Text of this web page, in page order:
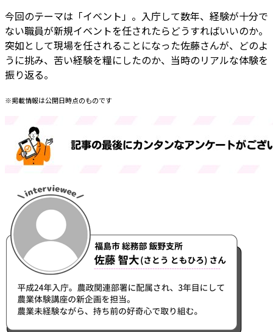
今回のテーマは「イベント」。入庁して数年、経験が十分で
ない職員が新規イベントを任されたらどうすればいいのか。
突如として現場を任されることになった佐藤さんが、どのよ
うに挑み、苦い経験を糧にしたのか、当時のリアルな体験を
振り返る。
※掲載情報は公開日時点のものです